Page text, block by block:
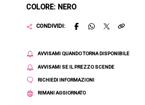
COLORE: NERO
CONDIVIDI:
AVVISAMI QUANDO TORNA DISPONIBILE
AVVISAMI SE IL PREZZO SCENDE
RICHIEDI INFORMAZIONI
RIMANI AGGIORNATO